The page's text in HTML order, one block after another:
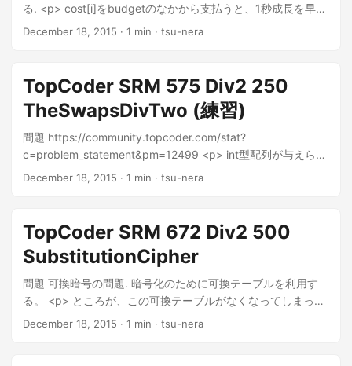
る. <p> cost[i]をbudgetのなかから支払うと、1秒成長を早め
ることがで...
December 18, 2015 · 1 min · tsu-nera
TopCoder SRM 575 Div2 250
TheSwapsDivTwo (練習)
問題 https://community.topcoder.com/stat?
c=problem_statement&pm=12499 <p> int型配列が与えられ
る。 ２個の数値の位置を入れ替える場合、得られるユニーク
December 18, 2015 · 1 min · tsu-nera
TopCoder SRM 672 Div2 500
SubstitutionCipher
問題 可換暗号の問題. 暗号化のために可換テーブルを利用す
る。 <p> ところが、この可換テーブルがなくなってしまっ
た。 </p> <p> a,b, y が与えられるので a -> b の...
December 18, 2015 · 1 min · tsu-nera